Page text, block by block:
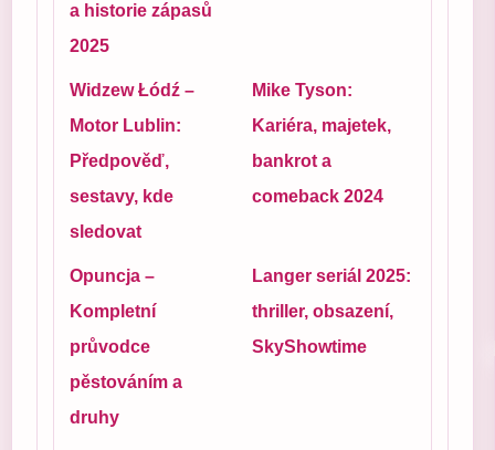
a historie zápasů
2025
Widzew Łódź –
Motor Lublin:
Předpověď,
sestavy, kde
sledovat
Mike Tyson:
Kariéra, majetek,
bankrot a
comeback 2024
Opuncja –
Kompletní
průvodce
pěstováním a
druhy
Langer seriál 2025:
thriller, obsazení,
SkyShowtime